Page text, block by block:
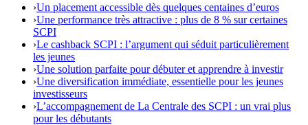
›Un placement accessible dès quelques centaines d’euros
›Une performance très attractive : plus de 8 % sur certaines
SCPI
›Le cashback SCPI : l’argument qui séduit particulièrement
les jeunes
›Une solution parfaite pour débuter et apprendre à investir
›Une diversification immédiate, essentielle pour les jeunes
investisseurs
›L’accompagnement de La Centrale des SCPI : un vrai plus
pour les débutants